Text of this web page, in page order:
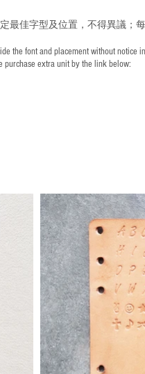
最佳字型及位置，不得異議；
the font and placement without notice
purchase extra unit by the link below: